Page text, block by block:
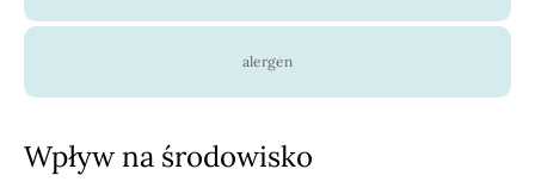
alergen
Wpływ na środowisko